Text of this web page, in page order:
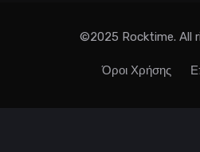
©2025 Rocktime. All
Όροι Χρήσης